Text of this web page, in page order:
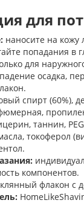
для
наносите на
попадания в
для
осадка,
спирт (60%),
таннин,
токоферол
компонентов.
флакон с